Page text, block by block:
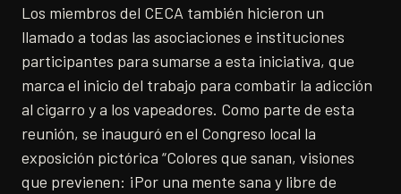
Los miembros del CECA también hicieron un
llamado a todas las asociaciones e instituciones
participantes para sumarse a esta iniciativa, que
marca el inicio del trabajo para combatir la adicción
al cigarro y a los vapeadores. Como parte de esta
reunión, se inauguró en el Congreso local la
exposición pictórica “Colores que sanan, visiones
que previenen: ¡Por una mente sana y libre de